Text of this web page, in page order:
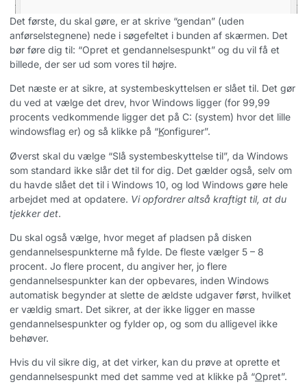
Det første, du skal gøre, er at skrive “gendan” (uden
anførselstegnene) nede i søgefeltet i bunden af skærmen. Det
bør føre dig til: “Opret et gendannelsespunkt” og du vil få et
billede, der ser ud som vores til højre.
Det næste er at sikre, at systembeskyttelsen er slået til. Det gør
du ved at vælge det drev, hvor Windows ligger (for 99,99
procents vedkommende ligger det på C: (system) hvor det lille
windowsflag er) og så klikke på “Konfigurer”.
Øverst skal du vælge “Slå systembeskyttelse til”, da Windows
som standard ikke slår det til for dig. Det gælder også, selv om
du havde slået det til i Windows 10, og lod Windows gøre hele
arbejdet med at opdatere. Vi opfordrer altså kraftigt til, at du
tjekker det.
Du skal også vælge, hvor meget af pladsen på disken
gendannelsespunkterne må fylde. De fleste vælger 5 – 8
procent. Jo flere procent, du angiver her, jo flere
gendannelsespunkter kan der opbevares, inden Windows
automatisk begynder at slette de ældste udgaver først, hvilket
er vældig smart. Det sikrer, at der ikke ligger en masse
gendannelsespunkter og fylder op, og som du alligevel ikke
behøver.
Hvis du vil sikre dig, at det virker, kan du prøve at oprette et
gendannelsespunkt med det samme ved at klikke på “Opret”.